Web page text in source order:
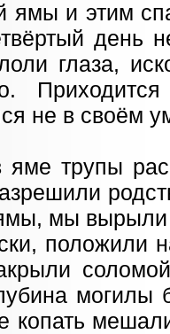
ямы и этим
день
глаза,
не в своём
трупы
мы вырыли
положили
могилы
копать